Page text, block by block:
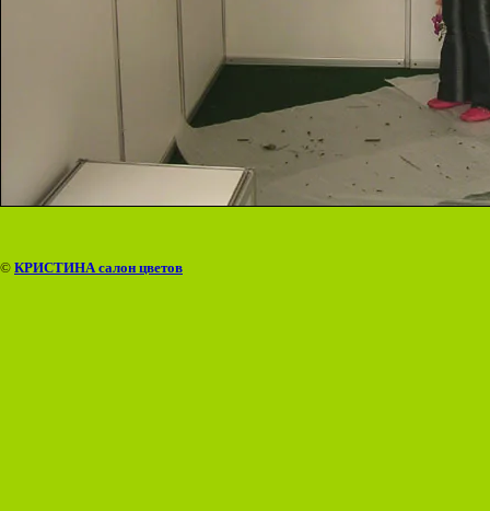
© КРИСТИНА салон цветов